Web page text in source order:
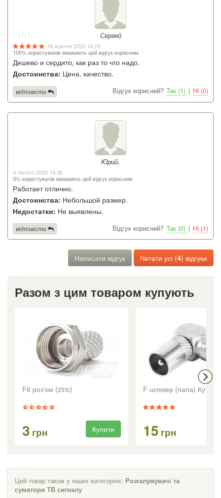
Сергей
16 жовтня 2020 18:24
100% користувачів вважають цей відгук корисним
Дешево и сердито, как раз то что надо.
Достоинства: Цена, качество.
Відгук корисний? Так (1) | Ні (0)
відповісти
Юрий.
4 лютого 2020 14:36
0% користувачів вважають цей відгук корисним
Работает отлично.
Достоинства: Небольшой размер.
Недостатки: Не выявлены.
Відгук корисний? Так (0) | Ні (1)
відповісти
Написати відгук Читати усі (4) відгуки
Разом з цим товаром купують
F6 роз'єм (zinc)
3 грн Купити
F-штекер (папа)
15 грн
Цей товар також у інших категоріях: Розгалужувачі та
суматори ТВ сигналу